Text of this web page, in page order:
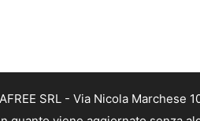
SRL - Via Nicola Marchese